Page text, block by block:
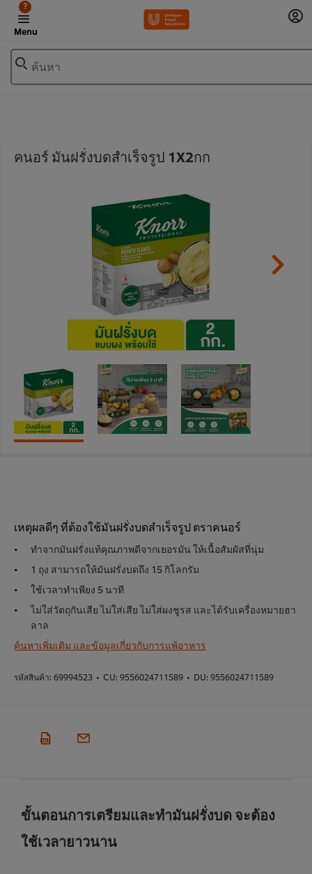
Menu
?
ค้นหา
คนอร์ มันฝรั่งบดสำเร็จรูป 1X2กก
เหตุผลดีๆ ที่ต้องใช้มันฝรั่งบดสำเร็จรูป ตราคนอร์
ทำจากมันฝรั่งแท้คุณภาพดีจากเยอรมัน ให้เนื้อสัมผัสที่นุ่ม
1 ถุง สามารถให้มันฝรั่งบดถึง 15 กิโลกรัม
ใช้เวลาทำเพียง 5 นาที
ไม่ใส่วัตถุกันเสีย ไม่ใส่เสีย ไม่ใส่ผงชูรส และได้รับเครื่องหมายฮา
ลาล
ค้นหาเพิ่มเติม และข้อมูลเกี่ยวกับการแพ้อาหาร
รหัสสินค้า: 69994523 • CU: 9556024711589 • DU: 9556024711589
ขั้นตอนการเตรียมและทำมันฝรั่งบด จะต้อง
ใช้เวลายาวนาน